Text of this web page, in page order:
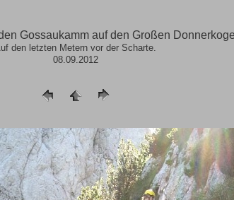
Gossaukamm auf den Großen
den letzten Metern vor der Scharte.
08.09.2012